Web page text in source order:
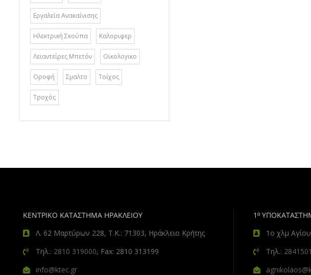
Εργαλεία Ανακαίνισης
Ηλεκτρική Σκούπα Καλοριφερ
Λειαντείρες Μπετόν Οικολογικο
Οροφή Σμαλτο Τοίχος
Τροχός
ΚΕΝΤΡΙΚΟ ΚΑΤΑΣΤΗΜΑ ΗΡΑΚΛΕΙΟΥ
Λ. 62 Μαρτύρων 228, Τ.Κ.: 71303, Ηράκλειο Κρήτης
Τηλ.: 2810 319000, Fax: 2810 313199
info@ktec.gr
1º
1ο χλμ
Τηλ.: